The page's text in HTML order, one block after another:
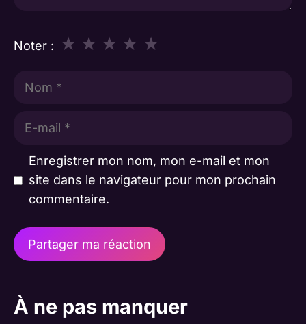
Noter : ★
★
★
★
★
Enregistrer mon nom, mon e-mail et mon
site dans le navigateur pour mon prochain
commentaire.
t
À ne pas manquer